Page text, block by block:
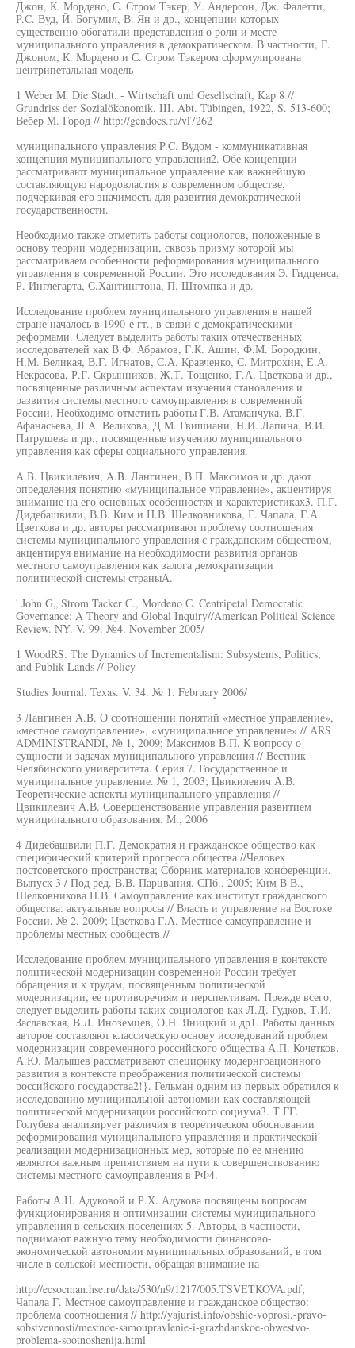
Джон, К. Мордено, С. Стром Тэкер, У. Андерсон, Дж. Фалетти,
P.C. Вуд, Й. Богумил, В. Ян и др., концепции которых
существенно обогатили представления о роли и месте
муниципального управления в демократическом. В частности, Г.
Джоном, К. Мордено и С. Стром Тэкером сформулирована
центрипетальная модель
1 Weber М. Die Stadt. - Wirtschaft und Gesellschaft, Kap 8 //
Grundriss der Sozialökonomik. III. Abt. Tübingen, 1922, S. 513-600;
Вебер M. Город // http://gendocs.ru/vl7262
муниципального управления P.C. Вудом - коммуникативная
концепция муниципального управления2. Обе концепции
рассматривают муниципальное управление как важнейшую
составляющую народовластия в современном обществе,
подчеркивая его значимость для развития демократической
государственности.
Необходимо также отметить работы социологов, положенные в
основу теории модернизации, сквозь призму которой мы
рассматриваем особенности реформирования муниципального
управления в современной России. Это исследования Э. Гидценса,
Р. Инглегарта, С.Хантингтона, П. Штомпка и др.
Исследование проблем муниципального управления в нашей
стране началось в 1990-е гт., в связи с демократическими
реформами. Следует выделить работы таких отечественных
исследователей как В.Ф. Абрамов, Г.К. Ашин, Ф.М. Бородкин,
Н.М. Великая, В.Г. Игнатов, С.А. Кравченко, С. Митрохин, Е.А.
Некрасова, Р.Г. Скрынников, Ж.Т. Тощенко, Г.А. Цветкова и др.,
посвященные различным аспектам изучения становления и
развития системы местного самоуправления в современной
России. Необходимо отметить работы Г.В. Атаманчука, В.Г.
Афанасьева, JI.A. Велихова, Д.М. Гвишиани, Н.И. Лапина, В.И.
Патрушева и др., посвященные изучению муниципального
управления как сферы социального управления.
A.B. Цвикилевич, A.B. Лангинен, В.П. Максимов и др. дают
определения понятию «муниципальное управление», акцентируя
внимание на его основных особенностях и характеристиках3. П.Г.
Дидебашвили, В.В. Ким и Н.В. Шелковникова, Г. Чапала, Г.А.
Цветкова и др. авторы рассматривают проблему соотношения
системы муниципального управления с гражданским обществом,
акцентируя внимание на необходимости развития органов
местного самоуправления как залога демократизации
политической системы страныА.
' John G„ Strom Tacker С., Mordeno С. Centripetal Democratic
Governance: A Theory and Global Inquiry//American Political Science
Review. NY. V. 99. №4. November 2005/
1 WoodRS. The Dynamics of Incrementalism: Subsystems, Politics,
and Publik Lands // Policy
Studies Journal. Texas. V. 34. № 1. February 2006/
3 Лангинен A.B. О соотношении понятий «местное управление»,
«местное самоуправление», «муниципальное управление» // ARS
ADMINISTRANDI, № 1, 2009; Максимов В.П. К вопросу о
сущности и задачах муниципального управления // Вестник
Челябинского университета. Серия 7. Государственное и
муниципальное управление. № 1, 2003; Цвикилевич А.В.
Теоретические аспекты муниципального управления //
Цвикилевич А.В. Совершенствование управления развитием
муниципального образования. М., 2006
4 Дидебашвили П.Г. Демократия и гражданское общество как
специфический критерий прогресса общества //Человек
постсоветского пространства; Сборник материалов конференции.
Выпуск 3 / Под ред. В.В. Парцвания. СПб., 2005; Ким В В.,
Шелковникова Н.В. Самоуправление как институт гражданского
общества: актуальные вопросы // Власть и управление на Востоке
России, № 2, 2009; Цветкова Г.А. Местное самоуправление и
проблемы местных сообществ //
Исследование проблем муниципального управления в контексте
политической модернизации современной России требует
обращения и к трудам, посвященным политической
модернизации, ее противоречиям и перспективам. Прежде всего,
следует выделить работы таких социологов как Л.Д. Гудков, Т.И.
Заславская, В.Л. Иноземцев, О.Н. Яницкий и др1. Работы данных
авторов составляют классическую основу исследований проблем
модернизации современного российского общества А.П. Кочетков,
А.Ю. Малышев рассматривают специфику модернгоационного
развития в контексте преображения политической системы
российского государства2!}. Гельман одним из первых обратился к
исследованию муниципальной автономии как составляющей
политической модернизации российского социума3. Т.ГГ.
Голубева анализирует различия в теоретическом обосновании
реформирования муниципального управления и практической
реализации модернизационных мер, которые по ее мнению
являются важным препятствием на пути к совершенствованию
системы местного самоуправления в РФ4.
Работы А.Н. Адуковой и Р.Х. Адукова посвящены вопросам
функционирования и оптимизации системы муниципального
управления в сельских поселениях 5. Авторы, в частности,
поднимают важную тему необходимости финансово-
экономической автономии муниципальных образований, в том
числе в сельской местности, обращая внимание на
http://ecsocman.hse.ru/data/530/n9/1217/005.TSVETKOVA.pdf;
Чапала Г. Местное самоуправление и гражданское общество:
проблема соотношения // http://yajurist.info/obshie-voprosi.-pravo-
sobstvennosti/mestnoe-samoupravlenie-i-grazhdanskoe-obwestvo-
problema-sootnoshenija.html